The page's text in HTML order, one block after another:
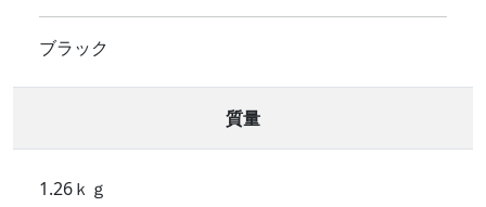
ブラック
質量
1.26ｋｇ